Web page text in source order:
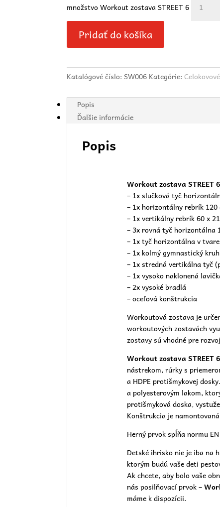
množstvo Workout zostava STREET 6
Pridať do košíka
Katalógové číslo:SW006 Kategórie:
Popis
Ďalšie informácie
Popis
Workout zostava STREET
– 1x slučková tyč
– 1x horizontálny rebrík 120
– 1x vertikálny rebrík 60 x
– 3x rovná tyč horizontálna
– 1x tyč horizontálna v
– 1x kolmý gymnastický kruh
– 1x stredná vertikálna tyč
– 1x vysoko naklonená
– 2x vysoké bradlá
– oceľová konštrukcia
Workoutová zostava je
workoutových zostavách
zostavy sú vhodné pre
Workout zostava STREET 6
nástrekom, rúrky s
a HDPE protišmykovej
a polyesterovým lakom,
protišmyková doska,
Konštrukcia je
Herný prvok spĺňa normu
Detské ihrisko nie je iba na
ktorým budú vaše deti
Ak chcete, aby bolo vaše
nás posilňovací prvok –
máme k dispozícii.